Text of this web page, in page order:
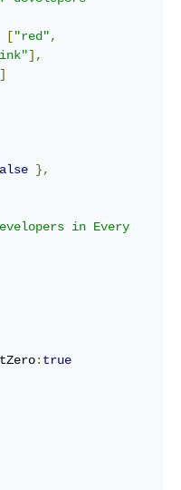
["red",
],
]
},
in Every
beginAtZero
: true